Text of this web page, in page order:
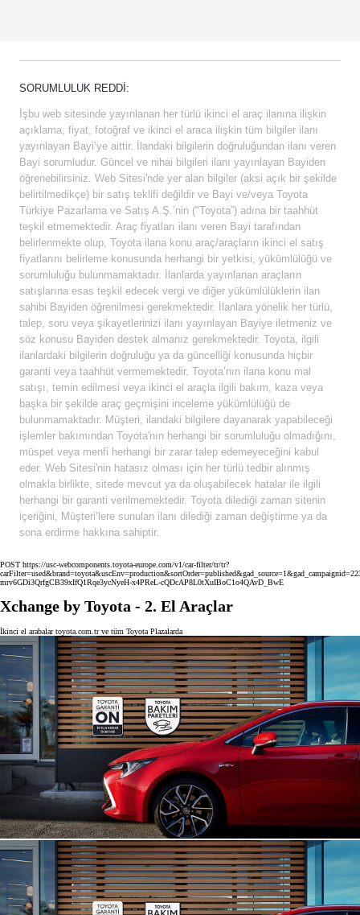
SORUMLULUK REDDI:
İşbu web sitesinde yayınlanan her türlü ikinci el araç ilanına ilişkin
açıklama, fiyat, fotoğraf ve ikinci el araca ilişkin tüm bilgiler ilanı
yayınlayan Bayi’ye aittir. İlandaki bilgilerin doğruluğundan ilanı veren
Bayi sorumludur. Güncel ve nihai bilgileri ilanı yayınlayan Bayiden
öğrenebilirsiniz. Web Sitesi'nde yer alan bilgiler (aksi açık bir şekilde
belirtilmedikçe) bir satış teklifi değildir ve Bayi ve/veya Toyota
Türkiye Pazarlama ve Satış A.Ş.’nin ("Toyota”) adına bir taahhüt
teşkil etmemektedir. Araç fiyatları ilanı veren Bayi tarafından
belirlenmekte olup, Toyota ilana konu araç/araçların ikinci el satış
fiyatlarını belirleme konusunda herhangi bir yetkisi, yükümlülüğü ve
sorumluluğu bulunmamaktadır. İlanlarda yayınlanan araçların
satışlarına esas teşkil edecek vergi ve diğer yükümlülüklerin ilan
sahibi Bayiden öğrenilmesi gerekmektedir. İlanlara yönelik her türlü,
talep, soru veya şikayetlerinizi ilanı yayınlayan Bayiye iletmeniz ve
söz konusu Bayiden destek almanız gerekmektedir. Toyota, ilgili
ilanlardaki bilgilerin doğruluğu ya da güncelliği konusunda hiçbir
garanti veya taahhüt vermemektedir. Toyota’nın ilana konu mal
satışı, temin edilmesi veya ikinci el araçla ilgili bakım, kaza veya
başka bir şekilde araç geçmişini inceleme yükümlülüğü de
bulunmamaktadır. Müşteri, ilandaki bilgilere dayanarak yapabileceği
işlemler bakımından Toyota'nın herhangi bir sorumluluğu olmadığını,
müspet veya menfi herhangi bir zarar talep edemeyeceğini kabul
eder. Web Sitesi'nin hatasız olması için her türlü tedbir alınmış
olmakla birlikte, sitede mevcut ya da oluşabilecek hatalar ile ilgili
herhangi bir garanti verilmemektedir. Toyota dilediği zaman sitenin
içeriğini, Müşteri’lere sunulan ilanı dilediği zaman değiştirme ya da
sona erdirme hakkına sahiptir.
POST https://usc-webcomponents.toyota-europe.com/v1/car-filter/tr/tr?
mrv6GDi3QrfgCB39xIfQ1Rqe3ycNyeH-x4PReL-cQDcAP8L0tXuIBoC1o4QAvD_BwE
Xchange by Toyota - 2. El Araçlar
İkinci el arabalar toyota.com.tr ve tüm Toyota Plazalarda